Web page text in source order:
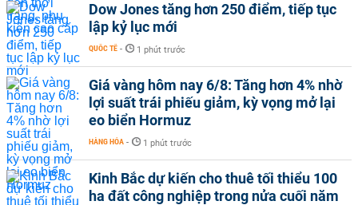
Dow Jones tăng hơn 250 điểm, tiếp tục
lập kỷ lục mới
QUỐC TẾ - 1 phút trước
Giá vàng hôm nay 6/8: Tăng hơn 4% nhờ
lợi suất trái phiếu giảm, kỳ vọng mở lại
eo biển Hormuz
HÀNG HÓA - 1 phút trước
Kinh Bắc dự kiến cho thuê tối thiểu 100
ha đất công nghiệp trong nửa cuối năm